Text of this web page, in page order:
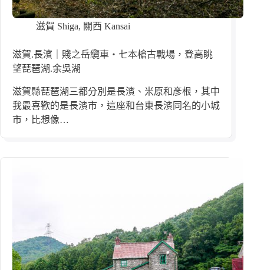
滋賀 Shiga, 關西 Kansai
滋賀.長濱｜賤之岳纜車・七本槍古戰場，登高眺
望琵琶湖.余吳湖
滋賀縣琵琶湖三都分別是長濱、米原和彥根，其中
我最喜歡的是長濱市，這座和台東長濱同名的小城
市，比想像…